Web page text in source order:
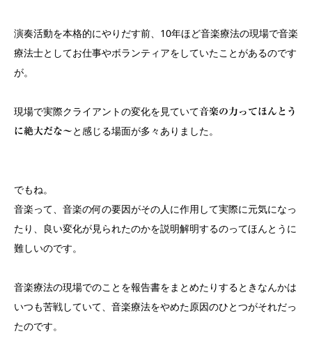
演奏活動を本格的にやりだす前、10年ほど音楽療法の現場で音楽
療法士としてお仕事やボランティアをしていたことがあるのです
が。
現場で実際クライアントの変化を見ていて音楽の力ってほんとう
に絶大だな～ と感じる場面が多々ありました。
でもね。
音楽って、音楽の何の要因がその人に作用して実際に元気になっ
たり、良い変化が見られたのかを説明解明するのってほんとうに
難しいのです。
音楽療法の現場でのことを報告書をまとめたりするときなんかは
いつも苦戦していて、音楽療法をやめた原因のひとつがそれだっ
たのです。